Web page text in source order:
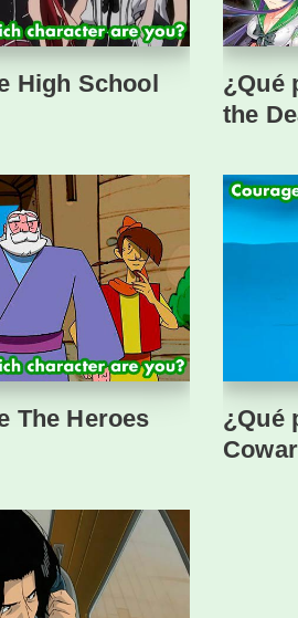
High School
¿Qué
the
The Heroes
¿Qué